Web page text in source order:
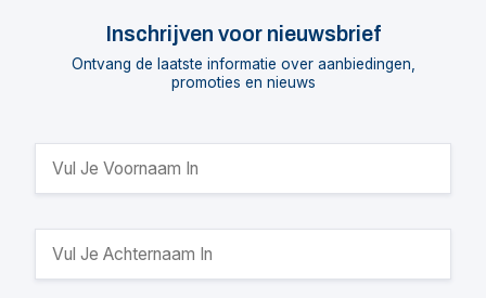
Inschrijven voor nieuwsbrief
Ontvang de laatste informatie over aanbiedingen,
promoties en nieuws